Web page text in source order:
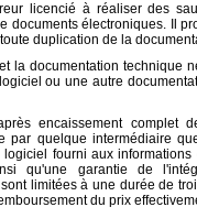
licencié à réaliser des
documents électroniques. Il
duplication de la
la documentation technique
ou une autre
encaissement complet
par quelque intermédiaire
fourni aux
qu'une garantie de
limitées à une durée de
du prix